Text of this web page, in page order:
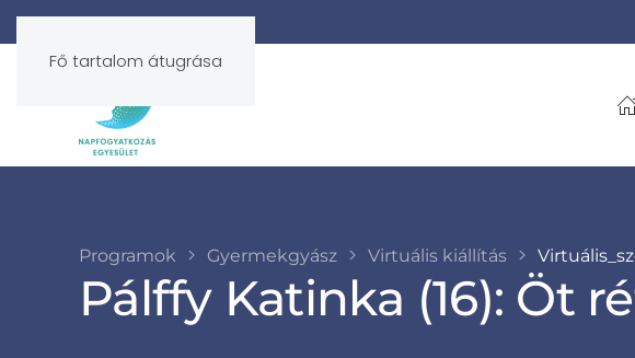
Fő tartalom átugrása
Programok Gyermekgyász Virtuális kiállítás
Pálffy Katinka (16): Öt